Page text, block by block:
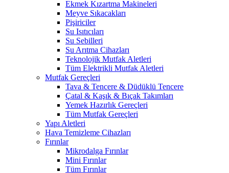
Ekmek Kızartma Makineleri
Meyve Sıkacakları
Pişiriciler
Su Isıtıcıları
Su Sebilleri
Su Arıtma Cihazları
Teknolojik Mutfak Aletleri
Tüm Elektrikli Mutfak Aletleri
Mutfak Gereçleri
Tava & Tencere & Düdüklü Tencere
Çatal & Kaşık & Bıçak Takımları
Yemek Hazırlık Gereçleri
Tüm Mutfak Gereçleri
Yapı Aletleri
Hava Temizleme Cihazları
Fırınlar
Mikrodalga Fırınlar
Mini Fırınlar
Tüm Fırınlar